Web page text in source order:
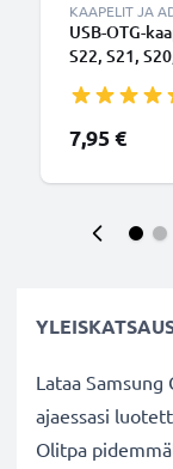
KAAPELIT JA
USB-OTG-
S22, S21,
7,95 €
Lataa Samsung
ajaessasi
Olitpa